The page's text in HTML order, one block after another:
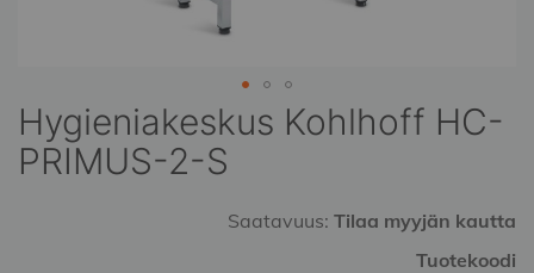
Hygieniakeskus Kohlhoff HC-
PRIMUS-2-S
Saatavuus: Tilaa myyjän kautta
Tuotekoodi
Skip
to
the